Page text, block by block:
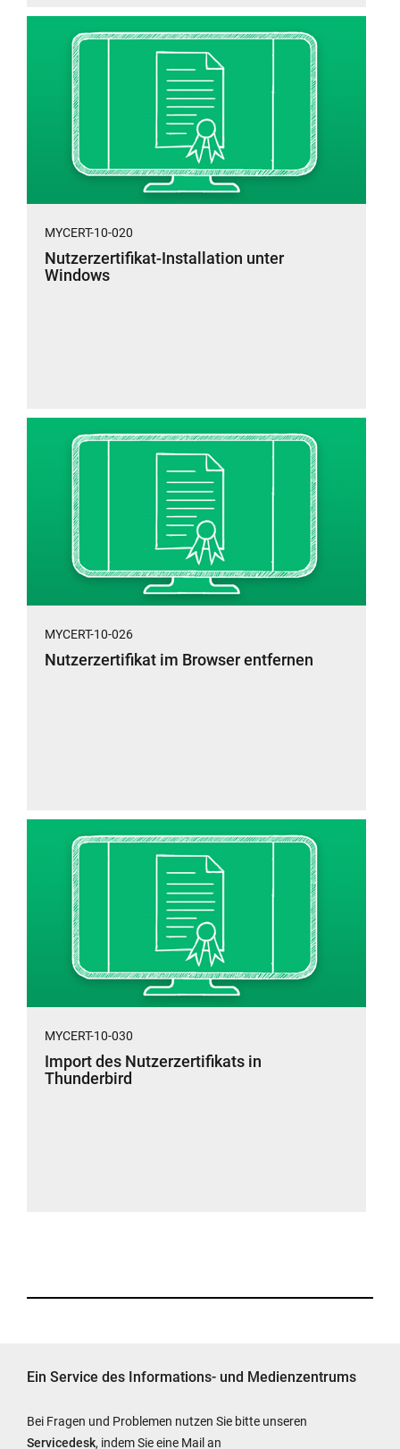
MYCERT-10-020
Nutzerzertifikat-Installation unter
Windows
MYCERT-10-026
Nutzerzertifikat im Browser entfernen
MYCERT-10-030
Import des Nutzerzertifikats in
Thunderbird
Ein Service des Informations- und Medienzentrums
Bei Fragen und Problemen nutzen Sie bitte unseren
Servicedesk, indem Sie eine Mail an